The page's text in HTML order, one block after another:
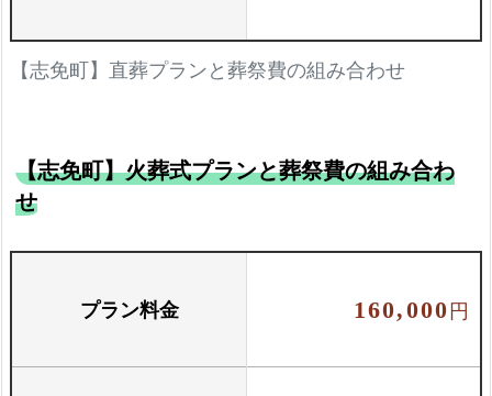
【志免町】直葬プランと葬祭費の組み合わせ
【志免町】火葬式プランと葬祭費の組み合わ
せ
プラン料金 160,000円